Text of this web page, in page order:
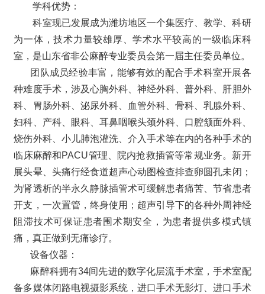
学科优势：
科室现已发展成为潍坊地区一个集医疗、教学、科研
为一体，技术力量较雄厚、学术水平较高的一级临床科
室，是山东省非公麻醉专业委员会第一届主任委员单位。
团队成员经验丰富，能够有效的配合手术科室开展各
种难度手术，涉及心胸外科、神经外科、普外科、肝胆外
科、胃肠外科、泌尿外科、血管外科、骨科、乳腺外科、
妇科、产科、眼科、耳鼻咽喉头颈外科、口腔颔面外科、
烧伤外科、小儿肺泡灌洗、介入手术等在内的各种手术的
临床麻醉和PACU管理、院内抢救插管等常规业务。新开
展头晕、头痛行经食道超声心动图检查排查卵圆孔未闭；
为肾透析的半永久静脉插管术可缓解患者痛苦、节省患者
开支，一次置管，终身使用；超声引导下的各种外周神经
阻滞技术可保证患者围术期安全，为患者提供多模式镇
痛，真正做到无痛诊疗。
设备仪器：
麻醉科拥有34间先进的数字化层流手术室，手术室配
备多媒体闭路电视摄影系统，进口手术无影灯、进口手术